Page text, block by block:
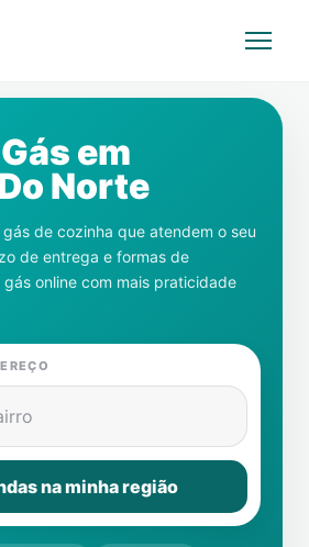
em
Norte
de cozinha que atendem o seu
de entrega e formas de
online com mais praticidade
na minha região